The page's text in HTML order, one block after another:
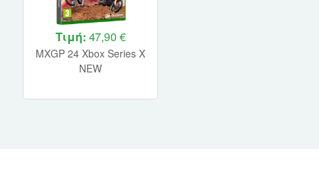
Τιμή: 47,90 €
MXGP 24 Xbox Series X
NEW